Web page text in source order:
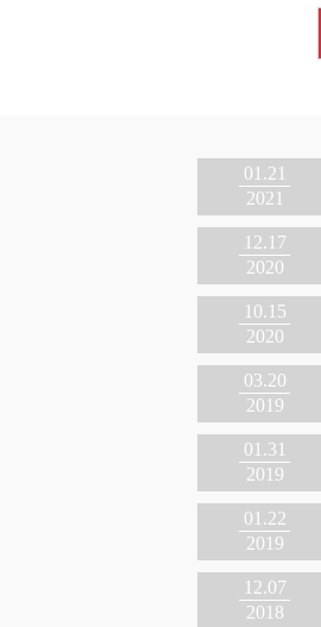
01.21
2021
12.17
2020
10.15
2020
03.20
2019
01.31
2019
01.22
2019
12.07
2018